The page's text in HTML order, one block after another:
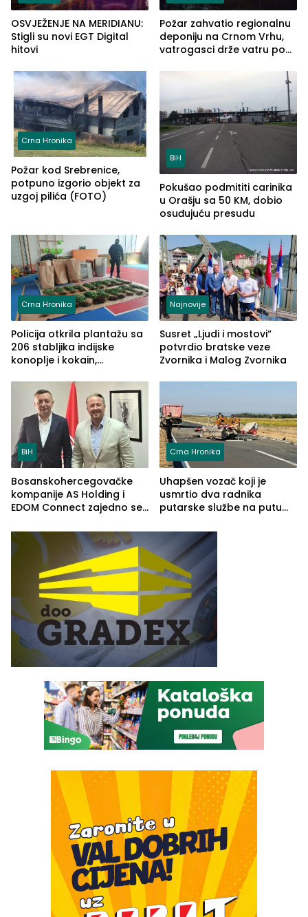
OSVJEŽENJE NA MERIDIANU:
Stigli su novi EGT Digital
hitovi
Požar zahvatio regionalnu
deponiju na Crnom Vrhu,
vatrogasci drže vatru pod
Crna Hronika
Požar kod Srebrenice,
potpuno izgorio objekt za
uzgoj pilića (FOTO)
BiH
Pokušao podmititi carinika
u Orašju sa 50 KM, dobio
osuđujuću presudu
Crna Hronika
Policija otkrila plantažu sa
206 stabljika indijske
konoplje i kokain,
(FOTO)
Najnovije
Susret „Ljudi i mostovi“
potvrdio bratske veze
Zvornika i Malog Zvornika
BiH
Bosanskohercegovačke
kompanije AS Holding i
EDOM Connect zajedno se
Crna Hronika
Uhapšen vozač koji je
usmrtio dva radnika
putarske službe na putu
(FOTO)